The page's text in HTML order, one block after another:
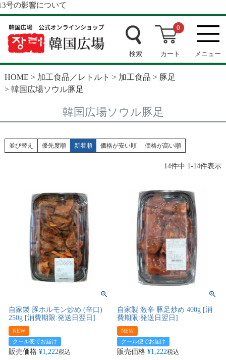
響について
検索
0
カート メニュー
HOME 加工食品／レトルト 加工食品
豚足
韓国広場ソウル豚足
韓国広場ソウル豚足
並び替え 優先度順 新着順 価格が安い順 価格が高い順
14件中 1-14件表示
自家製 豚ホルモン炒め (辛口)
250g [消費期限:発送日翌日]
NEW
クール便でお届け
販売価格 ¥1,222税込
自家製 激辛 豚足炒め 400g [消
費期限:発送日翌日]
NEW
クール便でお届け
販売価格 ¥1,222税込